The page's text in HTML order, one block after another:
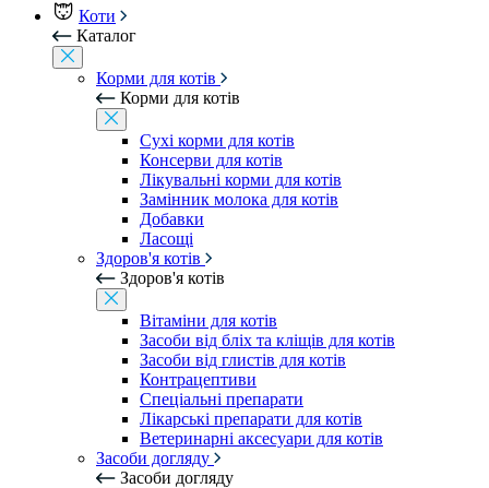
Коти
Каталог
Корми для котів
Корми для котів
Сухі корми для котів
Консерви для котів
Лікувальні корми для котів
Замінник молока для котів
Добавки
Ласощі
Здоров'я котів
Здоров'я котів
Вітаміни для котів
Засоби від бліх та кліщів для котів
Засоби від глистів для котів
Контрацептиви
Спеціальні препарати
Лікарські препарати для котів
Ветеринарні аксесуари для котів
Засоби догляду
Засоби догляду